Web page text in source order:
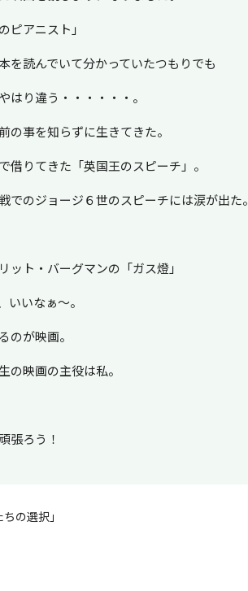
ピアニスト」
を読んでいて分かっていたつもりでも
はり違う・・・・・・。
の事を知らずに生きてきた。
借りてきた「英国王のスピーチ」。
でのジョージ６世のスピーチには涙が出た。
ット・バーグマンの「ガス燈」
いいなぁ～。
のが映画。
の映画の主役は私。
張ろう！
の選択」